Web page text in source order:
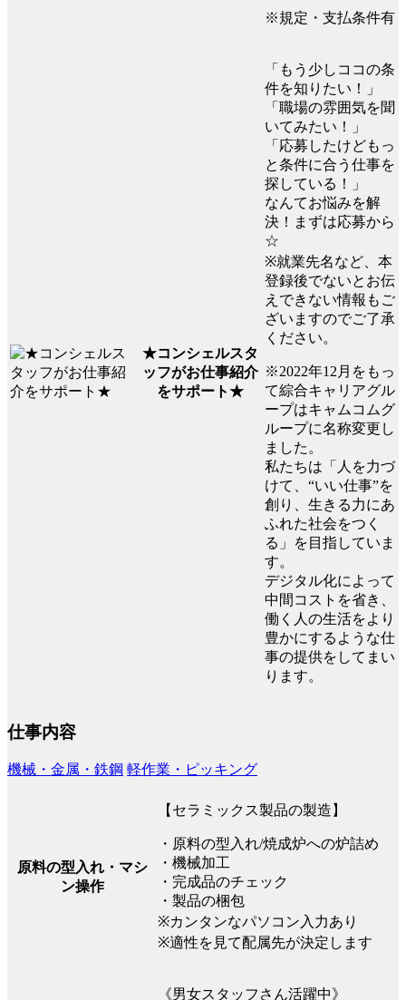
※規定・支払条件有
★コンシェルスタ
ッフがお仕事紹介
をサポート★
「もう少しココの条
件を知りたい！」
「職場の雰囲気を聞
いてみたい！」
「応募したけどもっ
と条件に合う仕事を
探している！」
なんてお悩みを解
決！まずは応募から
☆
※就業先名など、本
登録後でないとお伝
えできない情報もご
ざいますのでご了承
ください。
※2022年12月をもっ
て綜合キャリアグル
ープはキャムコムグ
ループに名称変更し
ました。
私たちは「人を力づ
けて、“いい仕事”を
創り、生きる力にあ
ふれた社会をつく
る」を目指していま
す。
デジタル化によって
中間コストを省き、
働く人の生活をより
豊かにするような仕
事の提供をしてまい
ります。
仕事内容
機械・金属・鉄鋼 軽作業・ピッキング
原料の型入れ・マシ
ン操作
【セラミックス製品の製造】
・原料の型入れ/焼成炉への炉詰め
・機械加工
・完成品のチェック
・製品の梱包
※カンタンなパソコン入力あり
※適性を見て配属先が決定します
《男女スタッフさん活躍中》